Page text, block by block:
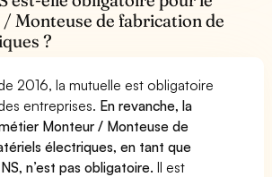
Monteuse de fabrication de
?
2016, la mutuelle est obligatoire
entreprises. En revanche, la
Monteur / Monteuse de
électriques, en tant que
n’est pas obligatoire.Il est